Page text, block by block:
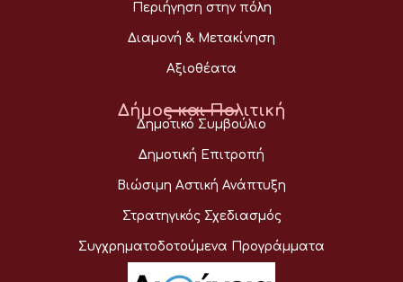
Περιήγηση στην πόλη
Διαμονή & Μετακίνηση
Αξιοθέατα
Δήμος και Πολιτική
Δημοτικό Συμβούλιο
Δημοτική Επιτροπή
Βιώσιμη Αστική Ανάπτυξη
Στρατηγικός Σχεδιασμός
Συγχρηματοδοτούμενα Προγράμματα